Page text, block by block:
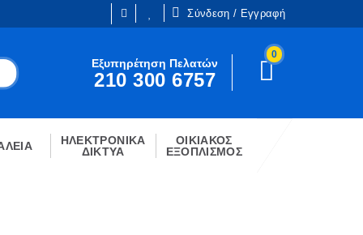
Σύνδεση / Εγγραφή
Είμαι ήδη πελάτης
ΣΎΝΔΕΣΗ
Εξυπηρέτηση Πελατών
210 300 6757
0
ΗΛΕΚΤΡΟΝΙΚΑ
ΔΙΚΤΥΑ
ΟΙΚΙΑΚΟΣ
ΕΞΟΠΛΙΣΜΟΣ